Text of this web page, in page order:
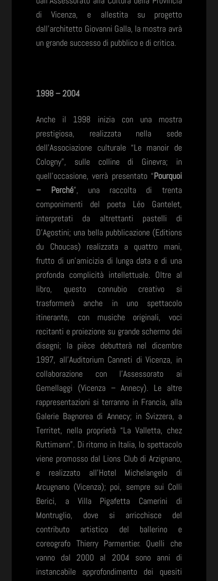
di Vicenza, e allestita su progetto
dall’architetto Giovanni Galla, la mostra avrà
un grande successo di pubblico e di critica.
1998 – 2004
Anche il 1998 inizia con una mostra
prestigiosa, realizzata nella sede
dell’Associazione culturale “Le manoir de
Cologny”, sulle colline di Ginevra; in
quell’occasione, verrà presentato “Pourquoi
– Perché”, una raccolta di trenta
componimenti del poeta Léo Gantelet,
interpretati da altrettanti pastelli di
D’Agostini; una bella pubblicazione (Editions
du Choucas) realizzata a quattro mani,
frutto di un’amicizia di lunga data e di una
profonda complicità intellettuale. Oltre al
libro, questo connubio creativo si
trasformerà anche in uno spettacolo
itinerante, con musiche originali, voci
recitanti e proiezione su grande schermo dei
disegni; la pièce debutterà nel dicembre
1997, all’Auditorium Canneti di Vicenza, in
collaborazione con l’Assessorato ai
Gemellaggi (Vicenza – Annecy). Le altre
rappresentazioni si terranno in Francia, alla
Galerie Bagnorea di Annecy; in Svizzera, a
Territet, nella proprietà “La Valletta, chez
Ruttimann”. Di ritorno in Italia, lo spettacolo
viene promosso dal Lions Club di Arzignano,
e realizzato all’Hotel Michelangelo di
Arcugnano (Vicenza); poi, sempre sui Colli
Berici, a Villa Pigafetta Camerini di
Montruglio, dove si arricchisce del
contributo artistico del ballerino e
coreografo Thierry Parmentier. Quelli che
vanno dal 2000 al 2004 sono anni di
instancabile approfondimento dei quesiti